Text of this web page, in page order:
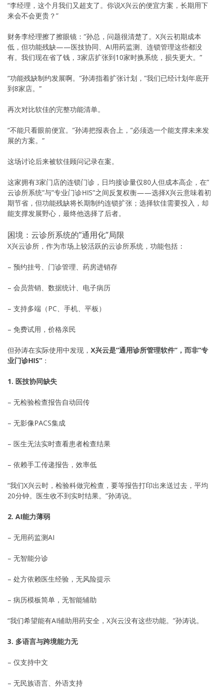
“李经理，这个月我们又超支了。你说X兴云的便宜方案，长期用下
来会不会更贵？”
财务李经理擦了擦眼镜：”孙总，问题很清楚了。X兴云初期成本
低，但功能残缺——医技协同、AI用药监测、连锁管理这些都没
有。我们现在省了钱，3家店扩张到10家时换系统，损失更大。”
“功能残缺制约发展啊。”孙涛指着扩张计划，”我们已经计划年底开
到8家店。”
再次对比软佳的完整功能清单。
“不能只看眼前便宜。”孙涛把报表合上，”必须选一个能支撑未来发
展的方案。”
这场讨论后来被软佳顾问记录在案。
这家拥有3家门店的连锁门诊，日均接诊量仅80人但成本高企，在”
云诊所系统”与”专业门诊HIS”之间反复权衡——选择X兴云意味着初
期节省，但功能残缺将长期制约连锁扩张；选择软佳需要投入，却
能支撑发展野心，最终他选择了后者。
困境：云诊所系统的”通用化”局限
X兴云诊所，作为市场上较活跃的云诊所系统，功能包括：
– 预约挂号、门诊管理、药房进销存
– 会员营销、数据统计、电子病历
– 支持多端（PC、手机、平板）
– 免费试用，价格亲民
但孙涛在实际使用中发现， X兴云是”通用诊所管理软件”，而非”专
业门诊HIS” ：
1. 医技协同缺失
– 无检验检查报告自动回传
– 无影像PACS集成
– 医生无法实时查看患者检查结果
– 依赖手工传递报告，效率低
“我们X兴云时，检验科做完检查，要等报告打印出来送过去，平均
20分钟。医生收不到实时结果。”孙涛说。
2. AI能力薄弱
– 无用药监测AI
– 无智能分诊
– 处方依赖医生经验，无风险提示
– 病历模板简单，无智能辅助
“我们希望能有AI辅助用药安全，X兴云没有这些功能。”孙涛说。
3. 多语言与跨境能力无
– 仅支持中文
– 无民族语言、外语支持